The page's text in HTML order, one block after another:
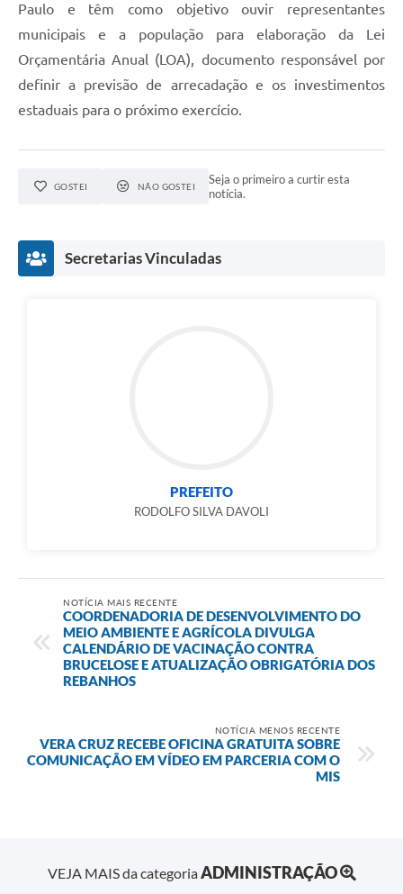
Paulo e têm como objetivo ouvir representantes
municipais e a população para elaboração da Lei
Orçamentária Anual (LOA), documento responsável por
definir a previsão de arrecadação e os investimentos
estaduais para o próximo exercício.
GOSTEI NÃO GOSTEI
Seja o primeiro a curtir esta
notícia.
Secretarias Vinculadas
PREFEITO
RODOLFO SILVA DAVOLI
NOTÍCIA MAIS RECENTE
COORDENADORIA DE DESENVOLVIMENTO DO
MEIO AMBIENTE E AGRÍCOLA DIVULGA
CALENDÁRIO DE VACINAÇÃO CONTRA
BRUCELOSE E ATUALIZAÇÃO OBRIGATÓRIA DOS
REBANHOS
NOTÍCIA MENOS RECENTE
VERA CRUZ RECEBE OFICINA GRATUITA SOBRE
COMUNICAÇÃO EM VÍDEO EM PARCERIA COM O
MIS
VEJA MAIS da categoriaADMINISTRAÇÃO